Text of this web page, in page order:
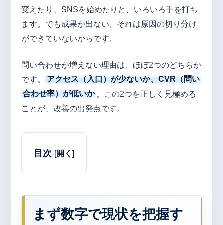
変えたり、SNSを始めたりと、いろいろ手を打ち
ます。でも成果が出ない。それは原因の切り分け
ができていないからです。
問い合わせが増えない理由は、ほぼ2つのどちらか
です。
アクセス（入口）が少ないか、CVR（問い
合わせ率）が低いか 。この2つを正しく見極める
ことが、改善の出発点です。
目次 [開く]
まず数字で現状を把握す